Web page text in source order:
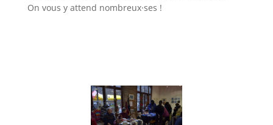
On vous y attend nombreux·ses !